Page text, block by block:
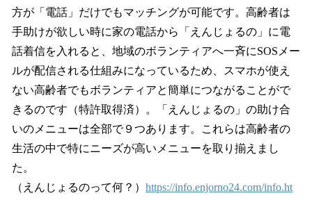
方が「電話」だけでもマッチングが可能です。高齢者は
手助けが欲しい時に家の電話から「えんじょるの」に電
話着信を入れると、地域のボランティアへ一斉にSOSメー
ルが配信される仕組みになっているため、スマホが使え
ない高齢者でもボランティアと簡単につながることがで
きるのです（特許取得済）。「えんじょるの」の助け合
いのメニューは全部で９つあります。これらは高齢者の
生活の中で特にニーズが高いメニューを取り揃えまし
た。
（えんじょるのって何？） https://info.enjorno24.com/info.ht